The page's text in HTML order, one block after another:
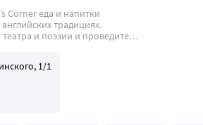
Сorner еда и напитки
традициях.
и поэзии и проведите
1/1